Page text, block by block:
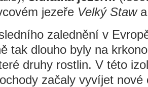
jezeře Velký Stawa
zalednění v
tak dlouho byly na
druhy rostlin. V této
začaly vyvíjet nové